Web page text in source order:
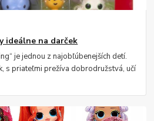
ideálne na darček
je jednou z najobľúbenejších detí.
s priateľmi prežíva dobrodružstvá, učí